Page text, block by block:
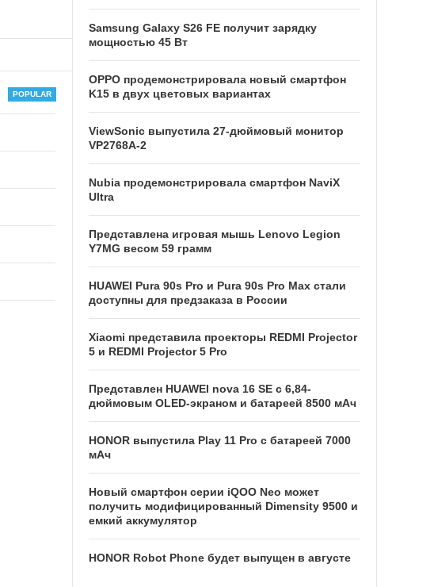
Samsung Galaxy S26 FE получит зарядку
мощностью 45 Вт
OPPO продемонстрировала новый смартфон
K15 в двух цветовых вариантах
ViewSonic выпустила 27-дюймовый монитор
VP2768A-2
Nubia продемонстрировала смартфон NaviX
Ultra
Представлена игровая мышь Lenovo Legion
Y7MG весом 59 грамм
HUAWEI Pura 90s Pro и Pura 90s Pro Max стали
доступны для предзаказа в России
Xiaomi представила проекторы REDMI Projector
5 и REDMI Projector 5 Pro
Представлен HUAWEI nova 16 SE с 6,84-
дюймовым OLED-экраном и батареей 8500 мАч
HONOR выпустила Play 11 Pro с батареей 7000
мАч
Новый смартфон серии iQOO Neo может
получить модифицированный Dimensity 9500 и
емкий аккумулятор
HONOR Robot Phone будет выпущен в августе